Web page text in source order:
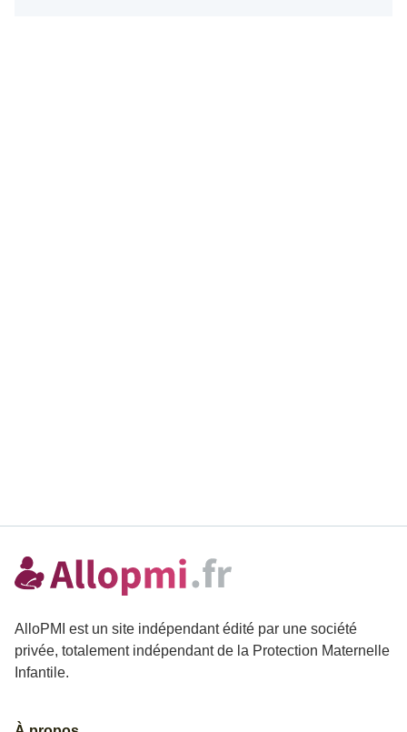
AlloPMI est un site indépendant édité par une société
privée, totalement indépendant de la Protection Maternelle
Infantile.